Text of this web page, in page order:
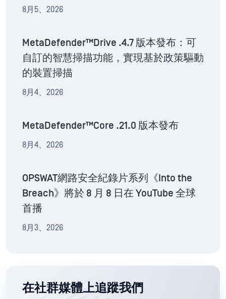
8月5、2026
MetaDefender™Drive .4.7 版本發布：可
自訂的智慧掃描功能，實現基於政策驅動
的裝置掃描
8月4、2026
MetaDefender™Core .21.0 版本發布
8月4、2026
OPSWAT網路安全紀錄片系列《Into the
Breach》將於 8 月 8 日在 YouTube 全球
首播
8月3、2026
在社群媒體上追蹤我們